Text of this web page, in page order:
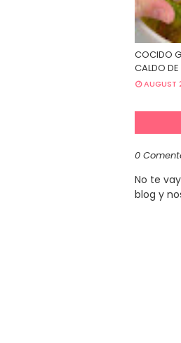
COCIDO
CALDO DE
AUGUST
0
No te
blog y